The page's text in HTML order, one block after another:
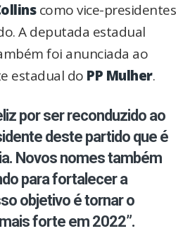
como vice-presidentes
A deputada estadual
foi anunciada ao
estadual do PP Mulher.
por ser reconduzido ao
deste partido que é
Novos nomes também
para fortalecer a
objetivo é tornar o
forte em 2022”.